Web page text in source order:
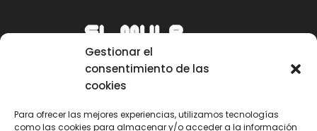
Gestionar el
consentimiento de las
cookies
Para ofrecer las mejores experiencias, utilizamos tecnologías
como las cookies para almacenar y/o acceder a la información